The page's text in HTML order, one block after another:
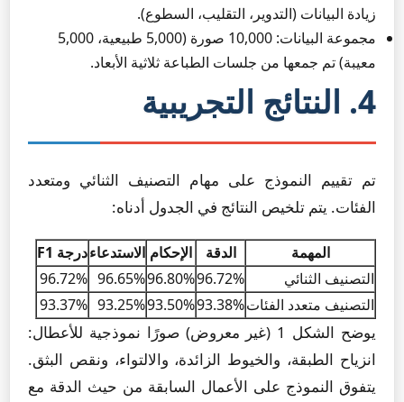
زيادة البيانات (التدوير، التقليب، السطوع).
مجموعة البيانات: 10,000 صورة (5,000 طبيعية، 5,000
معيبة) تم جمعها من جلسات الطباعة ثلاثية الأبعاد.
4. النتائج التجريبية
تم تقييم النموذج على مهام التصنيف الثنائي ومتعدد
الفئات. يتم تلخيص النتائج في الجدول أدناه:
المهمة الدقة الإحكام الاستدعاءدرجة F1
التصنيف الثنائي
96.72%
96.80%
96.65%
96.72%
التصنيف متعدد الفئات93.38%
93.50%
93.25%
93.37%
يوضح الشكل 1 (غير معروض) صورًا نموذجية للأعطال:
انزياح الطبقة، والخيوط الزائدة، والالتواء، ونقص البثق.
يتفوق النموذج على الأعمال السابقة من حيث الدقة مع